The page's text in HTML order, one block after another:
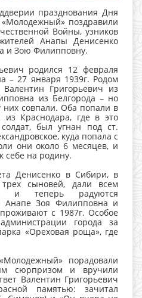
празднования Дня
поздравили
Войны, узников
Анапы Денисенко
и Зою Филипповну.
родился 12 февраля
– 27 января 1939г. Родом
Григорьевич из
из Белгорода – но
них совпали. Оба попали в
из Краснодара, где в это
был угнан под ст.
куда попала с
они около 6 месяцев, и
себе на родину.
Денисенко в Сибири, в
трех сыновей, дали всем
и теперь радуются
Анапе Зоя Филипповна и
с 1987г. Особое
города за
«Ореховая роща», где
порадовали
сюрпризом и вручили
Валентин Григорьевич
памятью: зачитал